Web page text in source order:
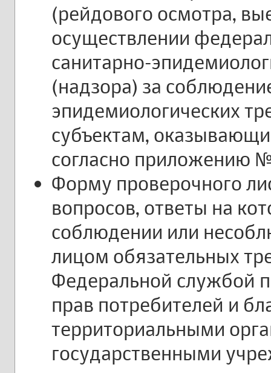
(рейдового осмотра,
осуществлении
санитарно-
(надзора) за
эпидемиологических
субъектам,
согласно приложению
Форму проверочного
вопросов, ответы на
соблюдении или
лицом обязательных
Федеральной службой
прав потребителей и
территориальными
государственными